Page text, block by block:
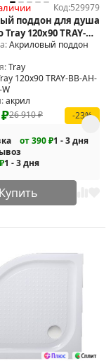
Код:529979
поддон для душа
Tray 120x90 TRAY-
90-15-W
Акриловый поддон
Tray
120x90 TRAY-BB-AH-
акрил
26 910₽
₽ -23%
от 390 ₽1 - 3 дня
1 - 3 дня
Купить